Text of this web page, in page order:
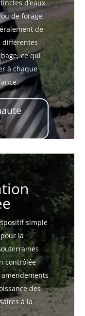
d’eaux
de forage.
de
différentes
ce qui
à chaque
simple
la
contrôlée
des
à la